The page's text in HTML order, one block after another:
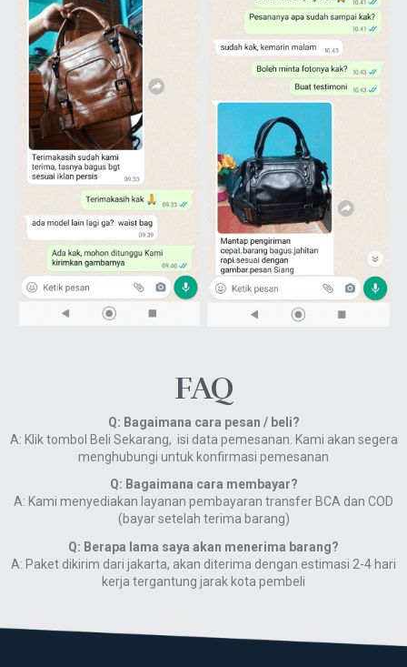
FAQ
Q: Bagaimana cara pesan / beli?
A: Klik tombol Beli Sekarang, isi data pemesanan. Kami akan segera
menghubungi untuk konfirmasi pemesanan
Q: Bagaimana cara membayar?
A: Kami menyediakan layanan pembayaran transfer BCA dan COD
(bayar setelah terima barang)
Q: Berapa lama saya akan menerima barang?
A: Paket dikirim dari jakarta, akan diterima dengan estimasi 2-4 hari
kerja tergantung jarak kota pembeli